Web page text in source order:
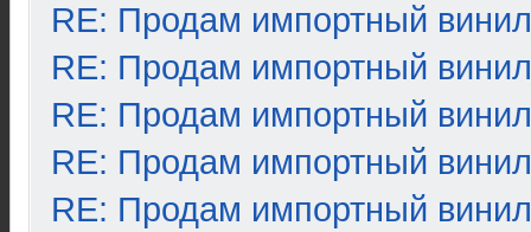
RE: Продам импортный винил
RE: Продам импортный винил
RE: Продам импортный винил
RE: Продам импортный винил
RE: Продам импортный винил